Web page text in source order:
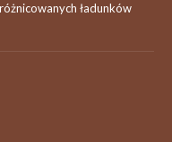
ładunków